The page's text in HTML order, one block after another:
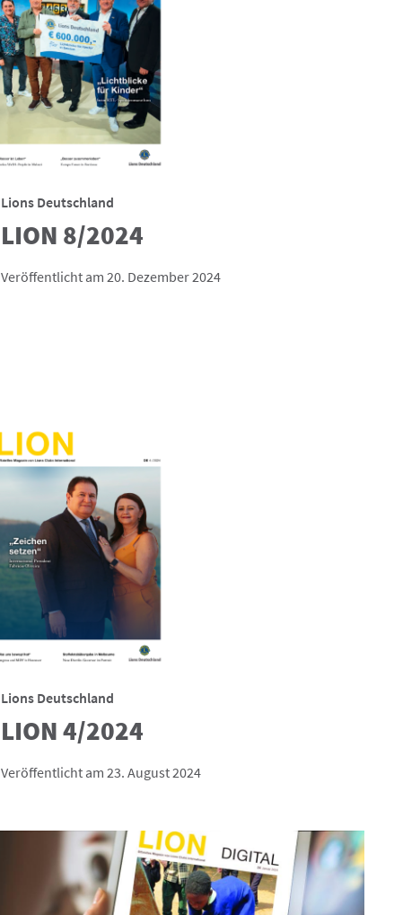
Lions Deutschland
LION 8/2024
Veröffentlicht am 20. Dezember 2024
Lions Deutschland
LION 4/2024
Veröffentlicht am 23. August 2024